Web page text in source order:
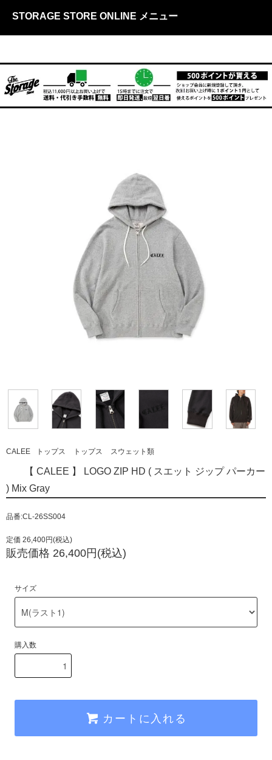
STORAGE STORE ONLINE メニュー
CALEE トップス トップス スウェット類
【 CALEE 】 LOGO ZIP HD ( スエット ジップ パーカー
) Mix Gray
品番:CL-26SS004
定価 26,400円(税込)
販売価格 26,400円(税込)
サイズ
購入数
カートに入れる